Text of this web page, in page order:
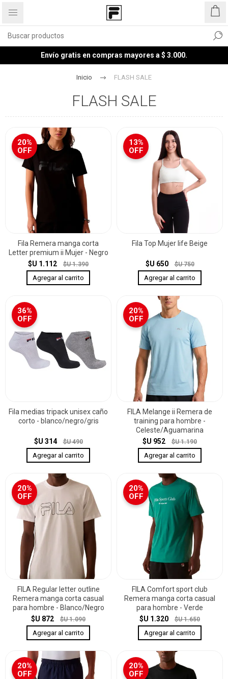
Envío gratis en compras mayores a $ 3.000.
Inicio FLASH SALE
FLASH SALE
20%
OFF
Fila Remera manga corta
Letter premium ii Mujer - Negro
$U 1.112
$U 1.390
13%
OFF
Fila Top Mujer life Beige
$U 650 $U 750
36%
OFF
Fila medias tripack unisex caño
corto - blanco/negro/gris
$U 314 $U 490
20%
OFF
FILA Melange ii Remera de
training para hombre -
Celeste/Aguamarina
$U 952
$U 1.190
20%
OFF
FILA Regular letter outline
Remera manga corta casual
para hombre - Blanco/Negro
$U 872
$U 1.090
20%
OFF
FILA Comfort sport club
Remera manga corta casual
para hombre - Verde
$U 1.320
$U 1.650
20%
OFF
20%
OFF